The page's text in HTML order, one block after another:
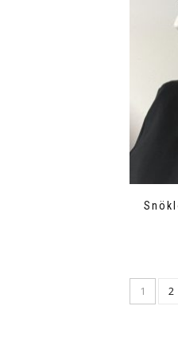
1 2